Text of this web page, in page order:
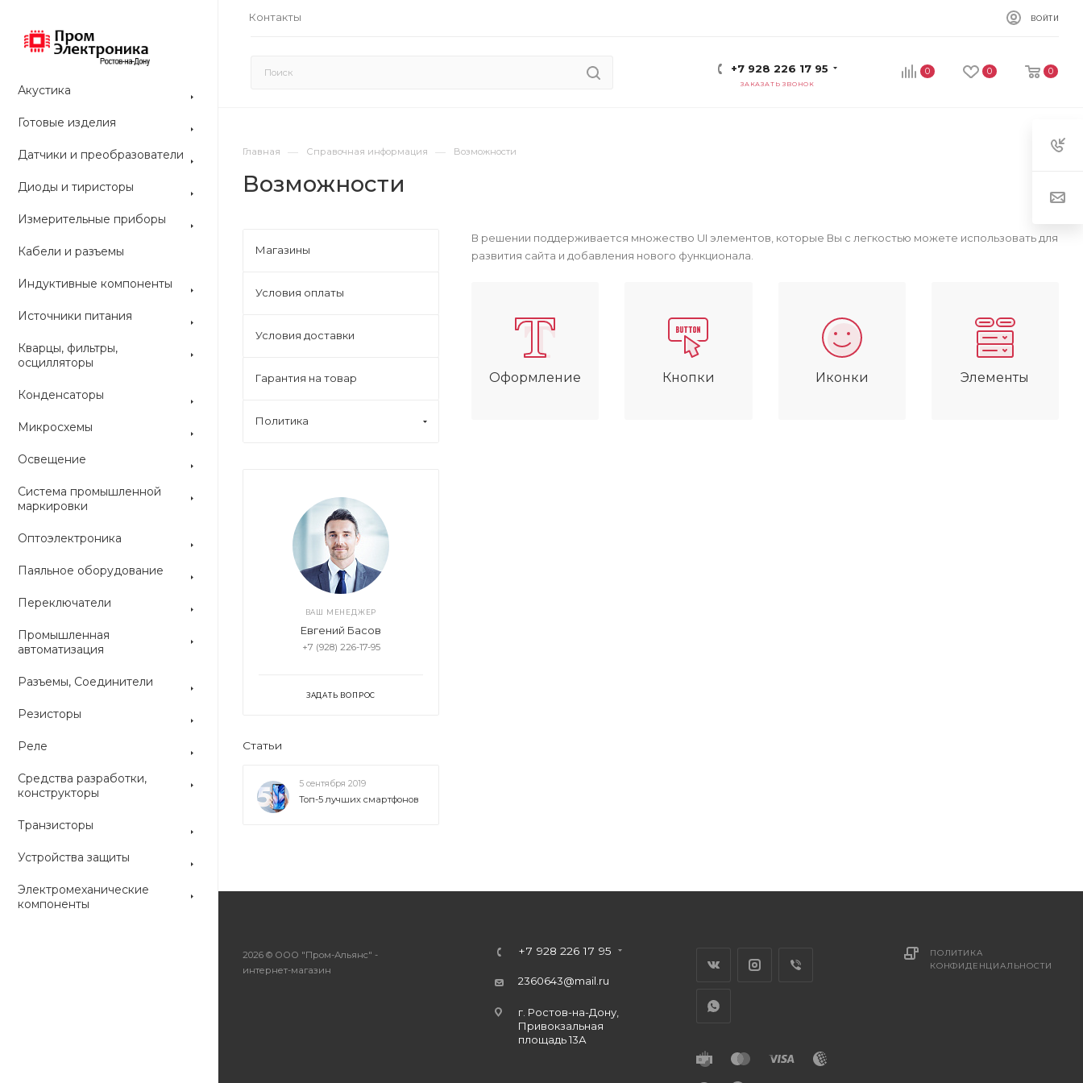
Контакты ВОЙТИ
0 0 0
+7 928 226 17 95
ЗАКАЗАТЬ ЗВОНОК
Акустика
Готовые изделия
Датчики и преобразователи
Диоды и тиристоры
Измерительные приборы
Кабели и разъемы
Индуктивные компоненты
Источники питания
Кварцы, фильтры,
осцилляторы
Конденсаторы
Микросхемы
Освещение
Система промышленной
маркировки
Оптоэлектроника
Паяльное оборудование
Переключатели
Промышленная
автоматизация
Разъемы, Соединители
Резисторы
Реле
Средства разработки,
конструкторы
Транзисторы
Устройства защиты
Электромеханические
компоненты
Главная — Справочная информация — Возможности
Возможности
В решении поддерживается множество UI элементов, которые Вы с легкостью можете использовать для
развития сайта и добавления нового функционала.
Оформление Кнопки Иконки Элементы
Магазины
Условия оплаты
Условия доставки
Гарантия на товар
Политика
ВАШ МЕНЕДЖЕР
Евгений Басов
+7 (928) 226-17-95
ЗАДАТЬ ВОПРОС
Статьи
5 сентября 2019
Топ-5 лучших смартфонов
2026 © ООО "Пром-Альянс" -
интернет-магазин
+7 928 226 17 95
2360643@mail.ru
г. Ростов-на-Дону,
Привокзальная
площадь 13А
ПОЛИТИКА
КОНФИДЕНЦИАЛЬНОСТИ